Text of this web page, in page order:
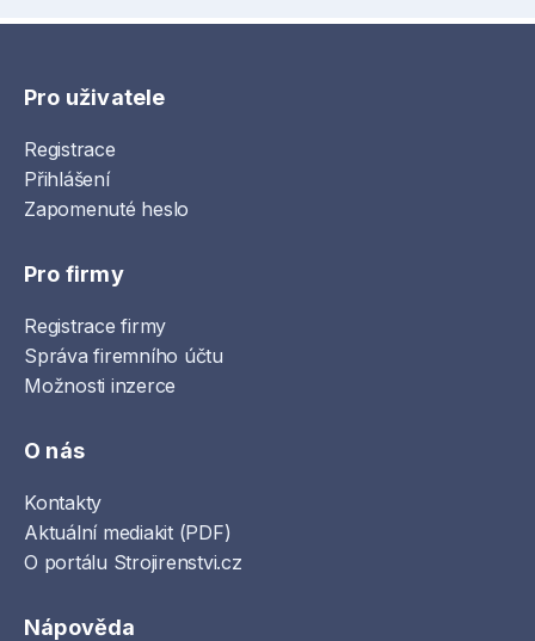
Pro uživatele
Registrace
Přihlášení
Zapomenuté heslo
Pro firmy
Registrace firmy
Správa firemního účtu
Možnosti inzerce
O nás
Kontakty
Aktuální mediakit (PDF)
O portálu Strojirenstvi.cz
Nápověda